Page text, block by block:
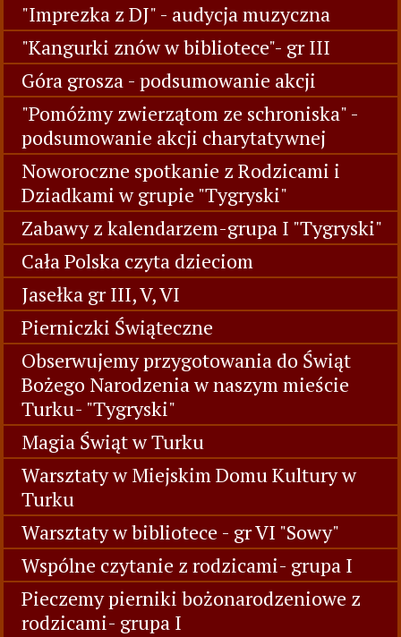
"Imprezka z DJ" - audycja muzyczna
"Kangurki znów w bibliotece"- gr III
Góra grosza - podsumowanie akcji
"Pomóżmy zwierzątom ze schroniska" -
podsumowanie akcji charytatywnej
Noworoczne spotkanie z Rodzicami i
Dziadkami w grupie "Tygryski"
Zabawy z kalendarzem-grupa I "Tygryski"
Cała Polska czyta dzieciom
Jasełka gr III, V, VI
Pierniczki Świąteczne
Obserwujemy przygotowania do Świąt
Bożego Narodzenia w naszym mieście
Turku- "Tygryski"
Magia Świąt w Turku
Warsztaty w Miejskim Domu Kultury w
Turku
Warsztaty w bibliotece - gr VI "Sowy"
Wspólne czytanie z rodzicami- grupa I
Pieczemy pierniki bożonarodzeniowe z
rodzicami- grupa I